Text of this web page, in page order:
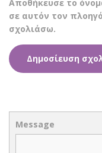
Αποθήκευσε το
σε αυτόν τον
σχολιάσω.
Message